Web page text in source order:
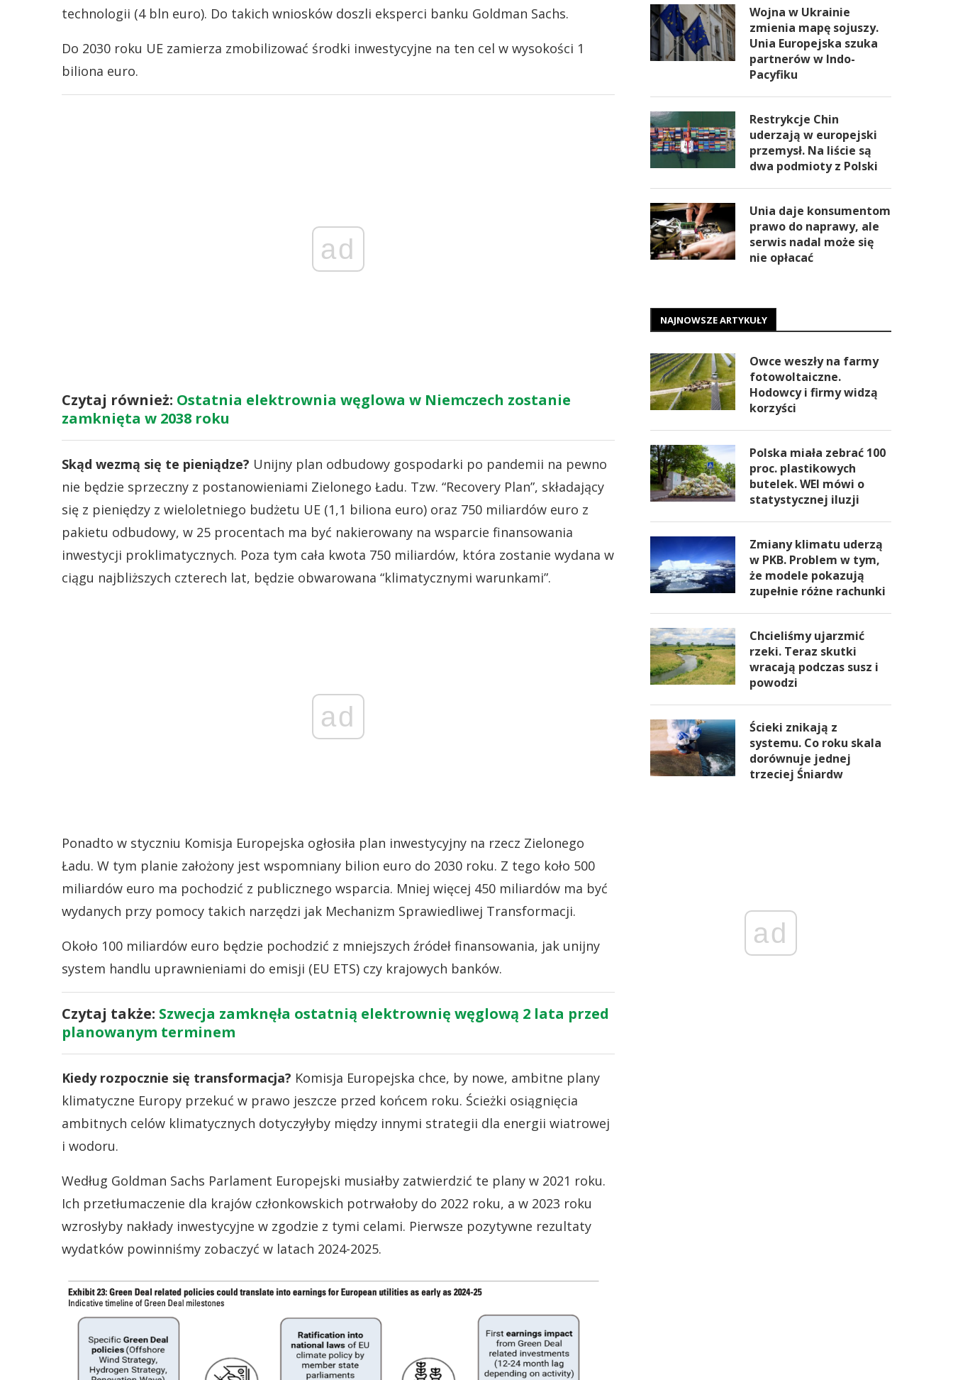
technologii (4 bln euro). Do takich wniosków doszli eksperci banku Goldman Sachs.
Do 2030 roku UE zamierza zmobilizować środki inwestycyjne na ten cel w wysokości 1
biliona euro.
ad
Czytaj również: Ostatnia elektrownia węglowa w Niemczech zostanie
zamknięta w 2038 roku
Skąd wezmą się te pieniądze? Unijny plan odbudowy gospodarki po pandemii na pewno
nie będzie sprzeczny z postanowieniami Zielonego Ładu. Tzw. “Recovery Plan”, składający
się z pieniędzy z wieloletniego budżetu UE (1,1 biliona euro) oraz 750 miliardów euro z
pakietu odbudowy, w 25 procentach ma być nakierowany na wsparcie finansowania
inwestycji proklimatycznych. Poza tym cała kwota 750 miliardów, która zostanie wydana w
ciągu najbliższych czterech lat, będzie obwarowana “klimatycznymi warunkami”.
ad
Ponadto w styczniu Komisja Europejska ogłosiła plan inwestycyjny na rzecz Zielonego
Ładu. W tym planie założony jest wspomniany bilion euro do 2030 roku. Z tego koło 500
miliardów euro ma pochodzić z publicznego wsparcia. Mniej więcej 450 miliardów ma być
wydanych przy pomocy takich narzędzi jak Mechanizm Sprawiedliwej Transformacji.
Około 100 miliardów euro będzie pochodzić z mniejszych źródeł finansowania, jak unijny
system handlu uprawnieniami do emisji (EU ETS) czy krajowych banków.
Czytaj także: Szwecja zamknęła ostatnią elektrownię węglową 2 lata przed
planowanym terminem
Kiedy rozpocznie się transformacja? Komisja Europejska chce, by nowe, ambitne plany
klimatyczne Europy przekuć w prawo jeszcze przed końcem roku. Ścieżki osiągnięcia
ambitnych celów klimatycznych dotyczyłyby między innymi strategii dla energii wiatrowej
i wodoru.
Według Goldman Sachs Parlament Europejski musiałby zatwierdzić te plany w 2021 roku.
Ich przetłumaczenie dla krajów członkowskich potrwałoby do 2022 roku, a w 2023 roku
wzrosłyby nakłady inwestycyjne w zgodzie z tymi celami. Pierwsze pozytywne rezultaty
wydatków powinniśmy zobaczyć w latach 2024-2025.
Wojna w Ukrainie
zmienia mapę sojuszy.
Unia Europejska szuka
partnerów w Indo-
Pacyfiku
Restrykcje Chin
uderzają w europejski
przemysł. Na liście są
dwa podmioty z Polski
Unia daje konsumentom
prawo do naprawy, ale
serwis nadal może się
nie opłacać
NAJNOWSZE ARTYKUŁY
Owce weszły na farmy
fotowoltaiczne.
Hodowcy i firmy widzą
korzyści
Polska miała zebrać 100
proc. plastikowych
butelek. WEI mówi o
statystycznej iluzji
Zmiany klimatu uderzą
w PKB. Problem w tym,
że modele pokazują
zupełnie różne rachunki
Chcieliśmy ujarzmić
rzeki. Teraz skutki
wracają podczas susz i
powodzi
Ścieki znikają z
systemu. Co roku skala
dorównuje jednej
trzeciej Śniardw
ad